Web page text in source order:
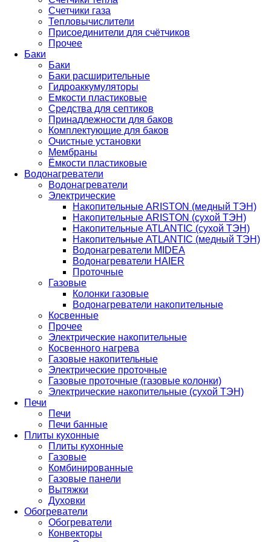
Счетчики газа
Тепловычислители
Присоединители для счётчиков
Прочее
Баки
Баки
Баки расширительные
Гидроаккумуляторы
Емкости пластиковые
Средства для септиков
Принадлежности для баков
Комплектующие для баков
Очистные установки
Мембраны
Ёмкости пластиковые
Водонагреватели
Водонагреватели
Электрические
Накопительные ARISTON (медный ТЭН)
Накопительные ARISTON (сухой ТЭН)
Накопительные ATLANTIC (сухой ТЭН)
Накопительные ATLANTIC (медный ТЭН)
Водонагреватели MIDEA
Водонагреватели HAIER
Проточные
Газовые
Колонки газовые
Водонагреватели накопительные
Косвенные
Прочее
Электрические накопительные
Косвенного нагрева
Газовые накопительные
Электрические проточные
Газовые проточные (газовые колонки)
Электрические накопительные (сухой ТЭН)
Печи
Печи
Печи банные
Плиты кухонные
Плиты кухонные
Газовые
Комбинированные
Газовые панели
Вытяжки
Духовки
Обогреватели
Обогреватели
Конвекторы